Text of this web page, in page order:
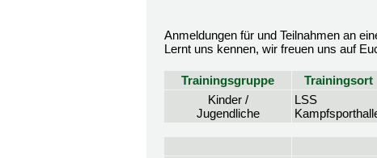
Anmeldungen für und Teilnahmen an
Lernt uns kennen, wir freuen uns auf
Trainingsgruppe Trainingsort
Kinder /
Jugendliche
LSS